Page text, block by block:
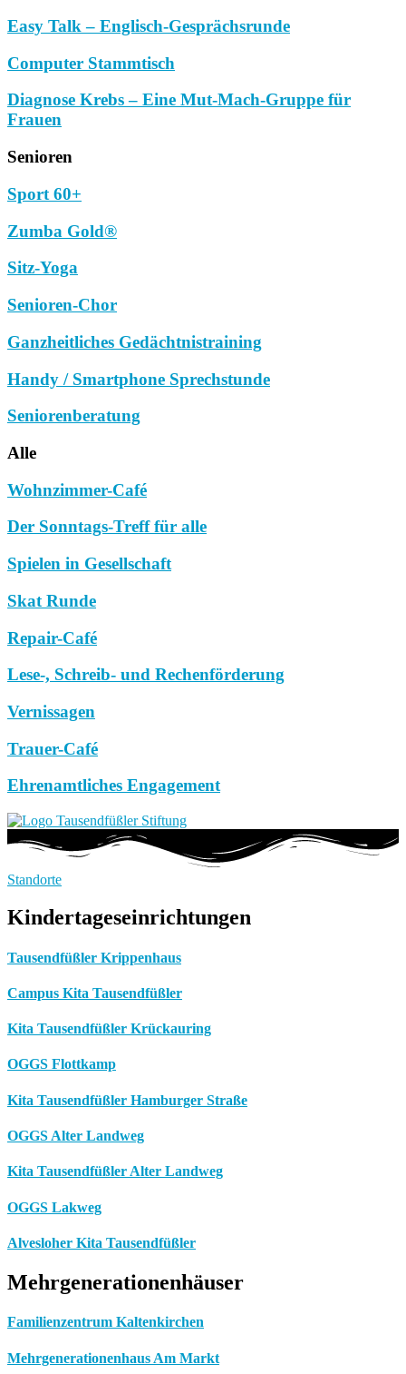
Easy Talk – Englisch-Gesprächsrunde
Computer Stammtisch
Diagnose Krebs – Eine Mut-Mach-Gruppe für
Frauen
Senioren
Sport 60+
Zumba Gold®
Sitz-Yoga
Senioren-Chor
Ganzheitliches Gedächtnistraining
Handy / Smartphone Sprechstunde
Seniorenberatung
Alle
Wohnzimmer-Café
Der Sonntags-Treff für alle
Spielen in Gesellschaft
Skat Runde
Repair-Café
Lese-, Schreib- und Rechenförderung
Vernissagen
Trauer-Café
Ehrenamtliches Engagement
Standorte
Kindertageseinrichtungen
Tausendfüßler Krippenhaus
Campus Kita Tausendfüßler
Kita Tausendfüßler Krückauring
OGGS Flottkamp
Kita Tausendfüßler Hamburger Straße
OGGS Alter Landweg
Kita Tausendfüßler Alter Landweg
OGGS Lakweg
Alvesloher Kita Tausendfüßler
Mehrgenerationenhäuser
Familienzentrum Kaltenkirchen
Mehrgenerationenhaus Am Markt